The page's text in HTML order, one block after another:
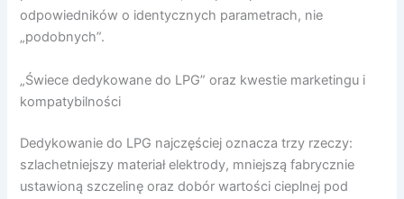
odpowiedników o identycznych parametrach, nie
„podobnych”.
„Świece dedykowane do LPG” oraz kwestie marketingu i
kompatybilności
Dedykowanie do LPG najczęściej oznacza trzy rzeczy:
szlachetniejszy materiał elektrody, mniejszą fabrycznie
ustawioną szczelinę oraz dobór wartości cieplnej pod